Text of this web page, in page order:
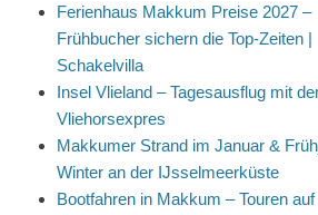
Ferienhaus Makkum Preise 2027 –
Frühbucher sichern die Top-Zeiten |
Schakelvilla
Insel Vlieland – Tagesausflug mit
Vliehorsexpres
Makkumer Strand im Januar &
Winter an der IJsselmeerküste
Bootfahren in Makkum – Touren